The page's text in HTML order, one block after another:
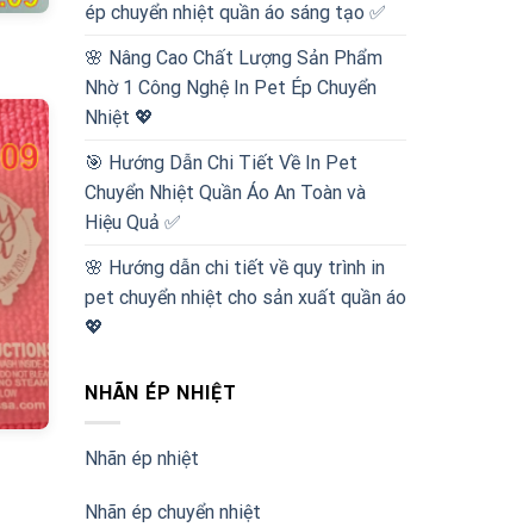
ép chuyển nhiệt quần áo sáng tạo ✅
🌸 Nâng Cao Chất Lượng Sản Phẩm
Nhờ 1 Công Nghệ In Pet Ép Chuyển
Nhiệt 💖
🎯 Hướng Dẫn Chi Tiết Về In Pet
Chuyển Nhiệt Quần Áo An Toàn và
Hiệu Quả ✅
🌸 Hướng dẫn chi tiết về quy trình in
pet chuyển nhiệt cho sản xuất quần áo
💖
NHÃN ÉP NHIỆT
Nhãn ép nhiệt
Nhãn ép chuyển nhiệt